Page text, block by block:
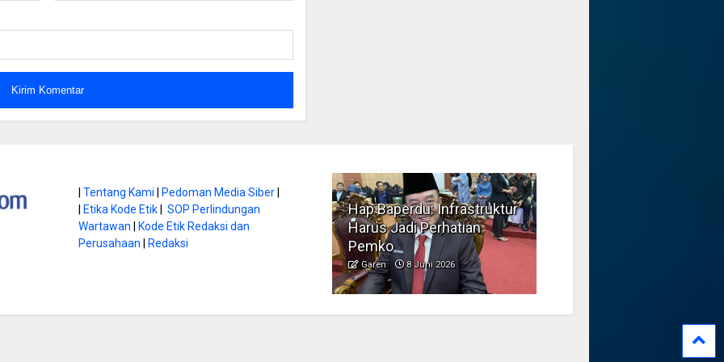
|Tentang Kami |Pedoman Media Siber|
|Etika Kode Etik|SOP Perlindungan
Wartawan |Kode Etik Redaksi dan
Perusahaan |Redaksi
di Gunung
Ini
Literasi Jadi Bekal Utama
Siswa di Era Digital
Hap Baperdu: Infrastruktur
Harus Jadi Perhatian
Pemko
Garen 8 Juni 2026